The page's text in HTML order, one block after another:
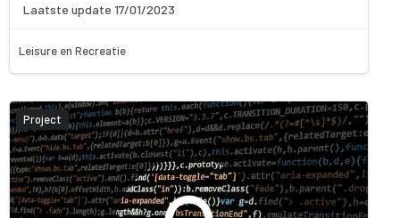
Laatste update 17/01/2023
Leisure en Recreatie
Project